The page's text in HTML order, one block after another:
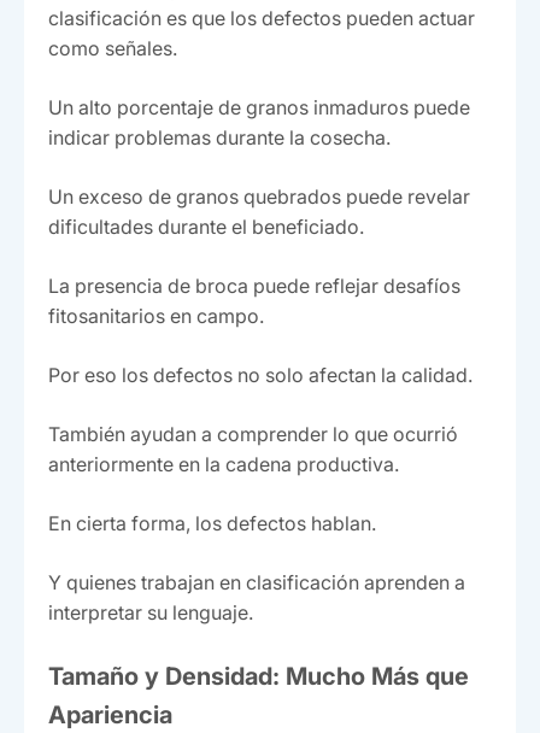
clasificación es que los defectos pueden actuar
como señales.
Un alto porcentaje de granos inmaduros puede
indicar problemas durante la cosecha.
Un exceso de granos quebrados puede revelar
dificultades durante el beneficiado.
La presencia de broca puede reflejar desafíos
fitosanitarios en campo.
Por eso los defectos no solo afectan la calidad.
También ayudan a comprender lo que ocurrió
anteriormente en la cadena productiva.
En cierta forma, los defectos hablan.
Y quienes trabajan en clasificación aprenden a
interpretar su lenguaje.
Tamaño y Densidad: Mucho Más que
Apariencia